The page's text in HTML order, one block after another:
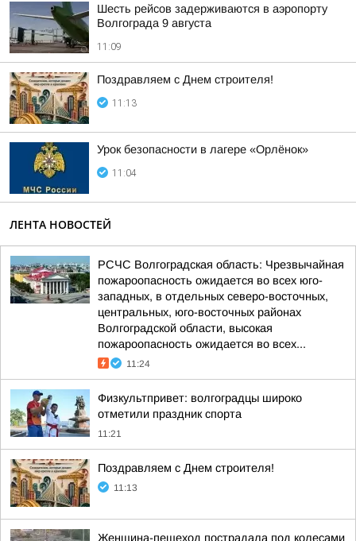
Шесть рейсов задерживаются в аэропорту
Волгограда 9 августа
11:09
Поздравляем с Днем строителя!
11:13
Урок безопасности в лагере «Орлёнок»
11:04
ЛЕНТА НОВОСТЕЙ
РСЧС Волгоградская область: Чрезвычайная
пожароопасность ожидается во всех юго-
западных, в отдельных северо-восточных,
центральных, юго-восточных районах
Волгоградской области, высокая
пожароопасность ожидается во всех...
11:24
Физкультпривет: волгоградцы широко
отметили праздник спорта
11:21
Поздравляем с Днем строителя!
11:13
Женщина-пешеход пострадала под колесами